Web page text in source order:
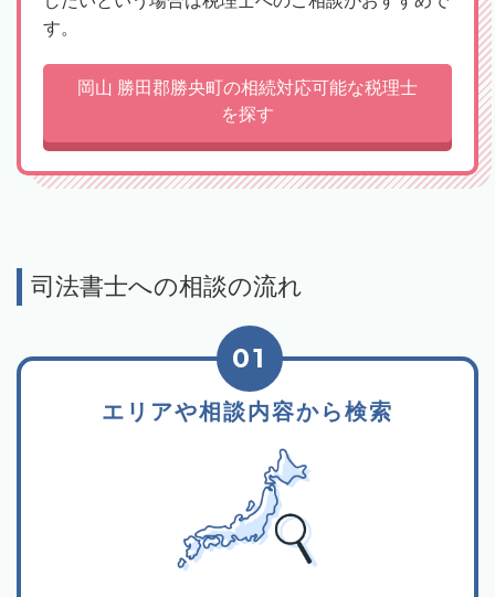
す。
岡山 勝田郡勝央町の相続対応可能な税理士
を探す
司法書士への相談の流れ
エリアや相談内容から検索
01